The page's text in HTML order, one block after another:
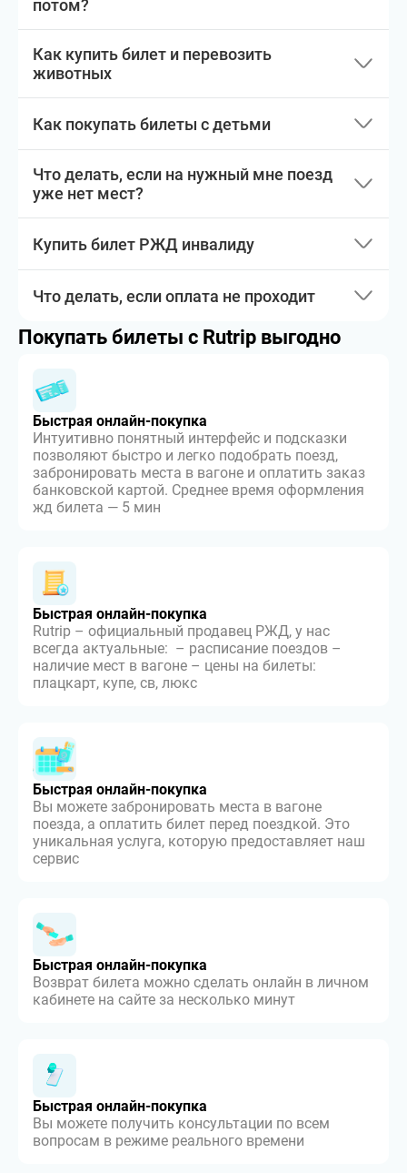
потом?
Как купить билет и перевозить
животных
Как покупать билеты с детьми
Что делать, если на нужный мне поезд
уже нет мест?
Купить билет РЖД инвалиду
Что делать, если оплата не проходит
Покупать билеты с Rutrip выгодно
Быстрая онлайн-покупка
Интуитивно понятный интерфейс и подсказки
позволяют быстро и легко подобрать поезд,
забронировать места в вагоне и оплатить заказ
банковской картой. Среднее время оформления
жд билета — 5 мин
Быстрая онлайн-покупка
Rutrip – официальный продавец РЖД, у нас
всегда актуальные: – расписание поездов –
наличие мест в вагоне – цены на билеты:
плацкарт, купе, св, люкс
Быстрая онлайн-покупка
Вы можете забронировать места в вагоне
поезда, а оплатить билет перед поездкой. Это
уникальная услуга, которую предоставляет наш
сервис
Быстрая онлайн-покупка
Возврат билета можно сделать онлайн в личном
кабинете на сайте за несколько минут
Быстрая онлайн-покупка
Вы можете получить консультации по всем
вопросам в режиме реального времени